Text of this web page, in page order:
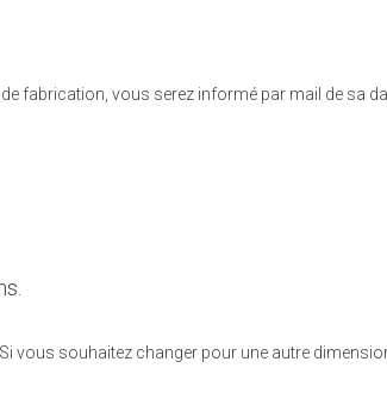
fabrication, vous serez informé par mail de sa
vous souhaitez changer pour une autre